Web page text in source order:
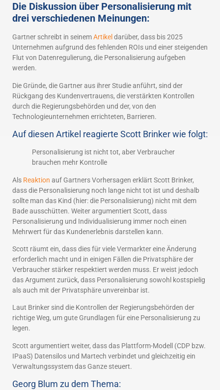
Die Diskussion über Personalisierung mit
drei verschiedenen Meinungen:
Gartner schreibt in seinemArtikel darüber, dass bis 2025
Unternehmen aufgrund des fehlenden ROIs und einer steigenden
Flut von Datenregulierung, die Personalisierung aufgeben
werden.
Die Gründe, die Gartner aus ihrer Studie anführt, sind der
Rückgang des Kundenvertrauens, die verstärkten Kontrollen
durch die Regierungsbehörden und der, von den
Technologieunternehmen errichteten, Barrieren.
Auf diesen Artikel reagierte Scott Brinker wie folgt:
Personalisierung ist nicht tot, aber Verbraucher
brauchen mehr Kontrolle
Als Reaktion auf Gartners Vorhersagen erklärt Scott Brinker,
dass die Personalisierung noch lange nicht tot ist und deshalb
sollte man das Kind (hier: die Personalisierung) nicht mit dem
Bade ausschütten. Weiter argumentiert Scott, dass
Personalisierung und Individualisierung immer noch einen
Mehrwert für das Kundenerlebnis darstellen kann.
Scott räumt ein, dass dies für viele Vermarkter eine Änderung
erforderlich macht und in einigen Fällen die Privatsphäre der
Verbraucher stärker respektiert werden muss. Er weist jedoch
das Argument zurück, dass Personalisierung sowohl kostspielig
als auch mit der Privatsphäre unvereinbar ist.
Laut Brinker sind die Kontrollen der Regierungsbehörden der
richtige Weg, um gute Grundlagen für eine Personalisierung zu
legen.
Scott argumentiert weiter, dass das Plattform-Modell (CDP bzw.
IPaaS) Datensilos und Martech verbindet und gleichzeitig ein
Verwaltungssystem das Ganze steuert.
Georg Blum zu dem Thema: